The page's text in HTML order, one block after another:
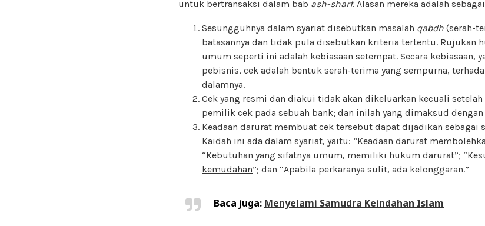
untuk bertransaksi dalam bab ash-sharf. Alasan mereka adalah
Sesungguhnya dalam syariat disebutkan masalah qabdh (serah-
batasannya dan tidak pula disebutkan kriteria tertentu. Rujukan
umum seperti ini adalah kebiasaan setempat. Secara kebiasaan,
pebisnis, cek adalah bentuk serah-terima yang sempurna,
dalamnya.
Cek yang resmi dan diakui tidak akan dikeluarkan kecuali
pemilik cek pada sebuah bank; dan inilah yang dimaksud dengan
Keadaan darurat membuat cek tersebut dapat dijadikan sebagai
Kaidah ini ada dalam syariat, yaitu: “Keadaan darurat
“Kebutuhan yang sifatnya umum, memiliki hukum darurat”; “
kemudahan”; dan “Apabila perkaranya sulit, ada kelonggaran.”
Baca juga: Menyelami Samudra Keindahan Islam